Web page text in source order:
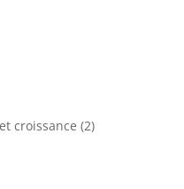
croissance (2)